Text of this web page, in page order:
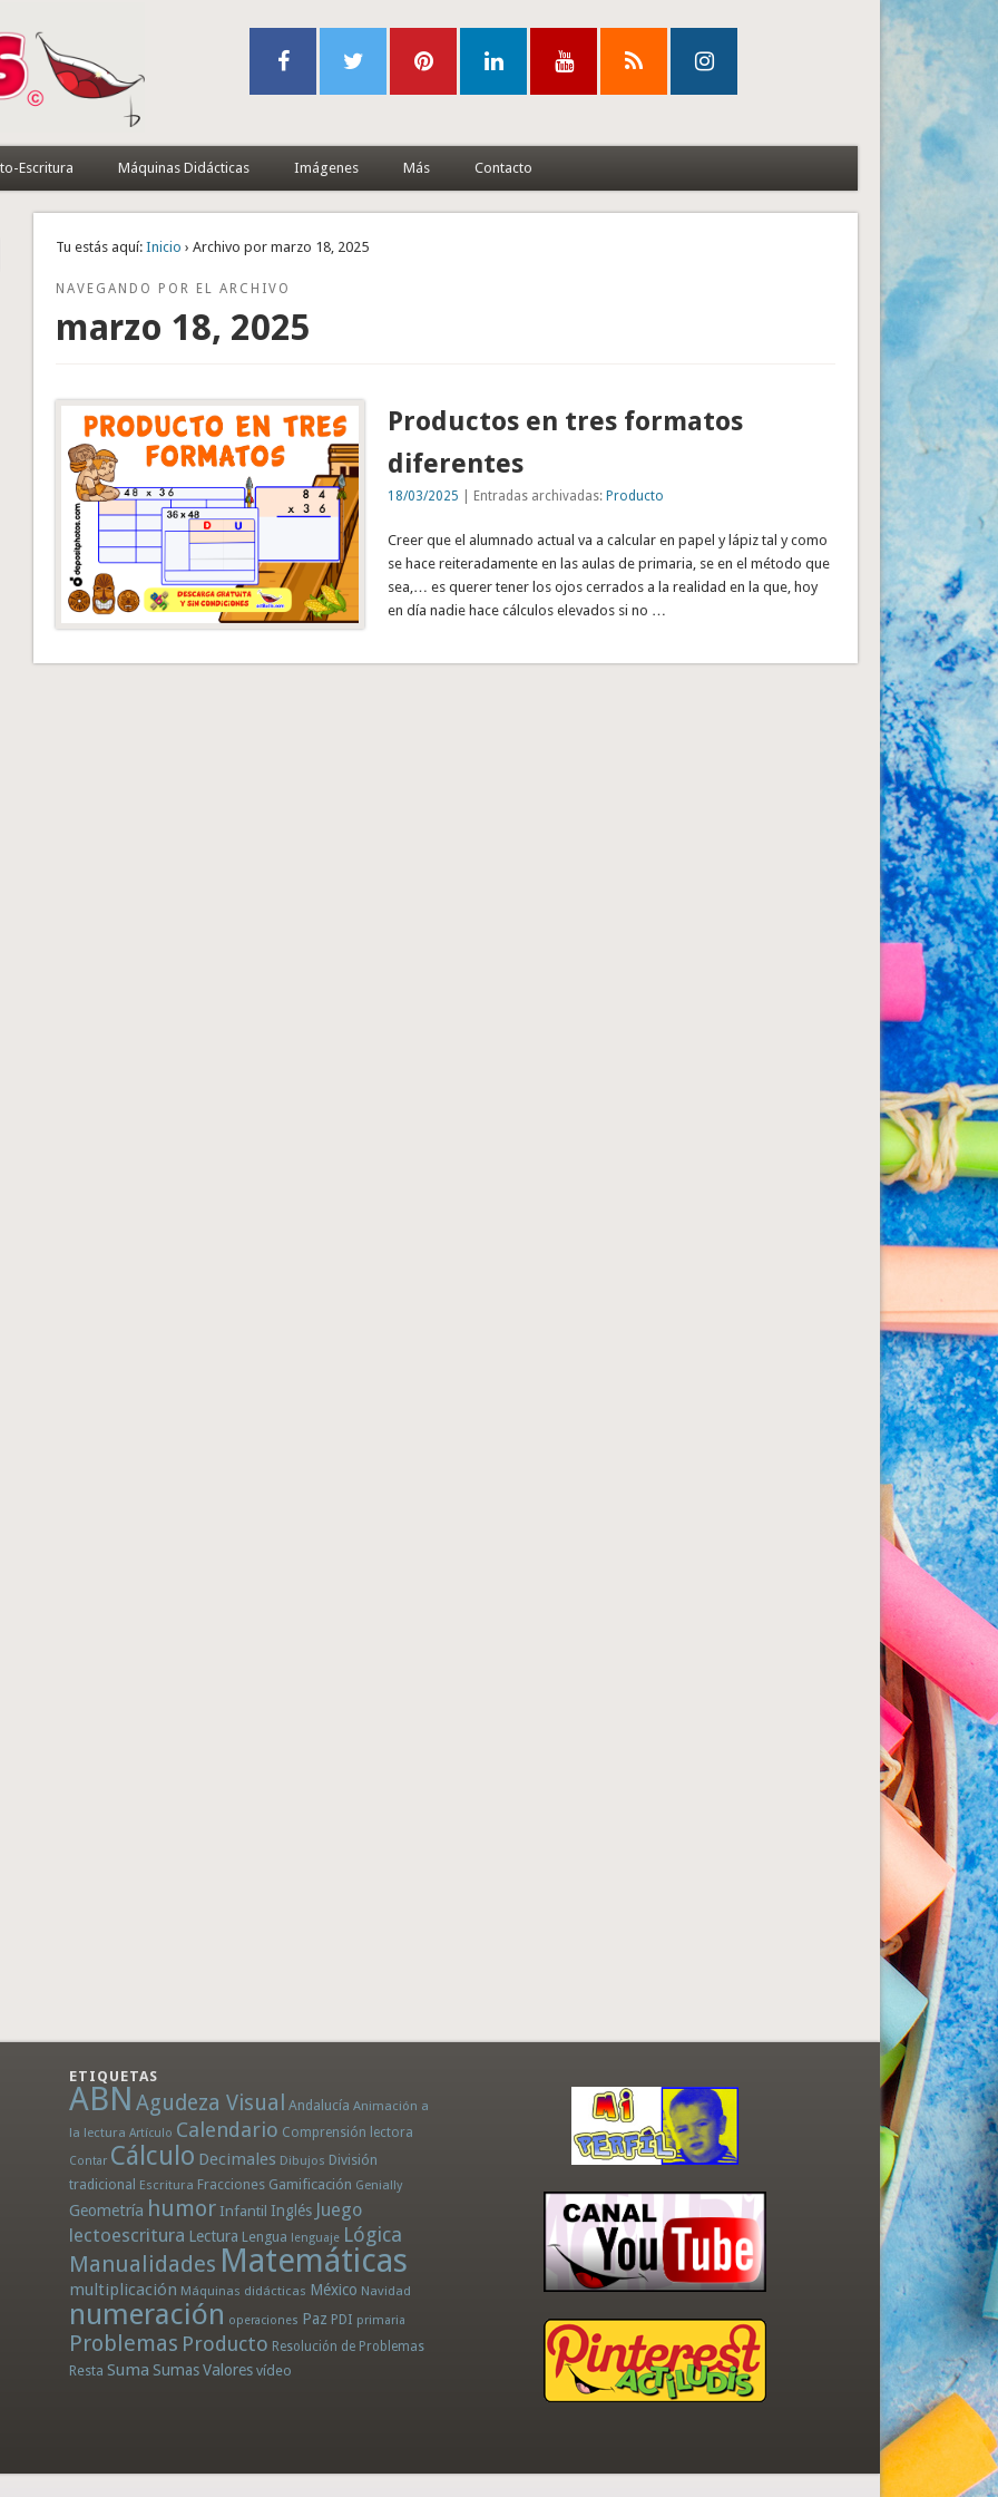
Escritura Máquinas Didácticas Imágenes Más Contacto
Tu estás aquí: Inicio › Archivo por marzo 18, 2025
NAVEGANDO POR EL ARCHIVO
marzo 18, 2025
Productos en tres formatos
diferentes
18/03/2025 | Entradas archivadas: Producto
Creer que el alumnado actual va a calcular en papel y lápiz tal y como
se hace reiteradamente en las aulas de primaria, se en el método que
sea,… es querer tener los ojos cerrados a la realidad en la que, hoy
en día nadie hace cálculos elevados si no …
ETIQUETAS
ABN Agudeza Visual Andalucía Animación a
la lectura Artículo Calendario Comprensión lectora
Contar Cálculo Decimales Dibujos División
tradicional Escritura Fracciones Gamificación Genially
Geometría humor Infantil Inglés Juego
lectoescritura Lectura Lengua lenguaje Lógica
Manualidades Matemáticas
multiplicación Máquinas didácticas México Navidad
numeración operaciones Paz PDI primaria
Problemas Producto Resolución de Problemas
Resta Suma SumasValores vídeo